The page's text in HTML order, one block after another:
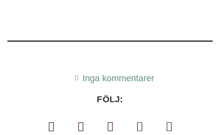
Inga kommentarer
FÖLJ: